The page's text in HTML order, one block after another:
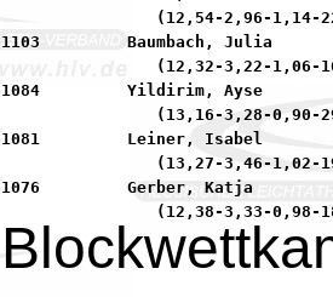
(12,54-2,96-1,14-
1103         Baumbach, Julia
(12,32-3,22-1,06-
1084         Yildirim, Ayse
(13,16-3,28-0,90-
1081         Leiner, Isabel
(13,27-3,46-1,02-
1076         Gerber, Katja